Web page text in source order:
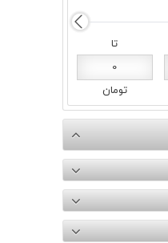
تا
0
تومان